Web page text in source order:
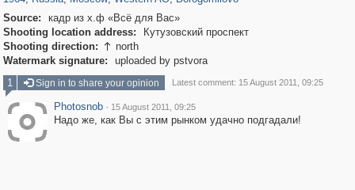
Source:
кадр из х.ф «Всё для Вас»
Shooting location address:
Кутузовский проспект
Shooting direction:  north
Watermark signature:
uploaded by pstvora
1
Sign in to share your opinion Latest comment: 15 August 2011, 09:25
Photosnob · 15 August 2011, 09:25
Надо же, как Вы с этим рынком удачно подгадали!